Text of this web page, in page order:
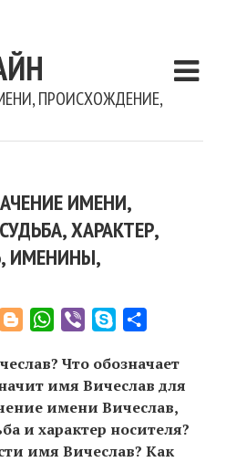
ПРОИСХОЖДЕНИЕ,
ИМЕНИ,
ХАРАКТЕР,
ИМЕНИНЫ,
TwitterBloggerWhatsApp
Viber Skype
Что обозначает
имя Вичеслав для
имени Вичеслав,
и характер носителя?
имя Вичеслав? Как